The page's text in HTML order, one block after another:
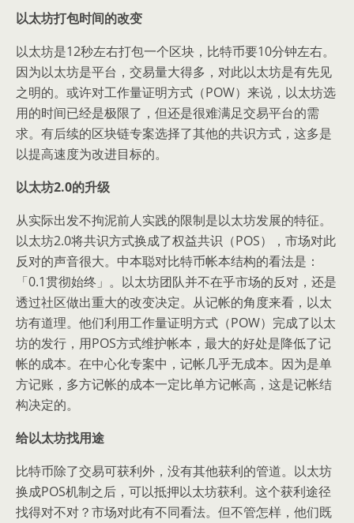
以太坊打包时间的改变
以太坊是12秒左右打包一个区块，比特币要10分钟左右。
因为以太坊是平台，交易量大得多，对此以太坊是有先见
之明的。或许对工作量证明方式（POW）来说，以太坊选
用的时间已经是极限了，但还是很难满足交易平台的需
求。有后续的区块链专案选择了其他的共识方式，这多是
以提高速度为改进目标的。
以太坊2.0的升级
从实际出发不拘泥前人实践的限制是以太坊发展的特征。
以太坊2.0将共识方式换成了权益共识（POS），市场对此
反对的声音很大。中本聪对比特币帐本结构的看法是：
「0.1贯彻始终」。以太坊团队并不在乎市场的反对，还是
透过社区做出重大的改变决定。从记帐的角度来看，以太
坊有道理。他们利用工作量证明方式（POW）完成了以太
坊的发行，用POS方式维护帐本，最大的好处是降低了记
帐的成本。在中心化专案中，记帐几乎无成本。因为是单
方记账，多方记帐的成本一定比单方记帐高，这是记帐结
构决定的。
给以太坊找用途
比特币除了交易可获利外，没有其他获利的管道。以太坊
换成POS机制之后，可以抵押以太坊获利。这个获利途径
找得对不对？市场对此有不同看法。但不管怎样，他们既